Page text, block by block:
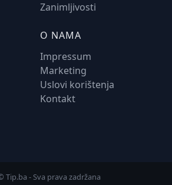
Zanimljivosti
O NAMA
Impressum
Marketing
Uslovi korištenja
Kontakt
Tip.ba - Sva prava zadržana